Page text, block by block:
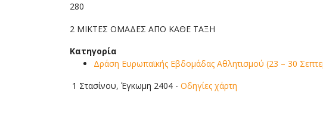
280
2 ΜΙΚΤΕΣ ΟΜΑΔΕΣ ΑΠΟ ΚΑΘΕ ΤΑΞΗ
Κατηγορία
Δράση Ευρωπαϊκής Εβδομάδας Αθλητισμού (23 – 30
1 Στασίνου, Έγκωμη 2404 - Οδηγίες χάρτη